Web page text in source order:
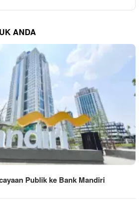
ANDA
Publik ke Bank Mandiri